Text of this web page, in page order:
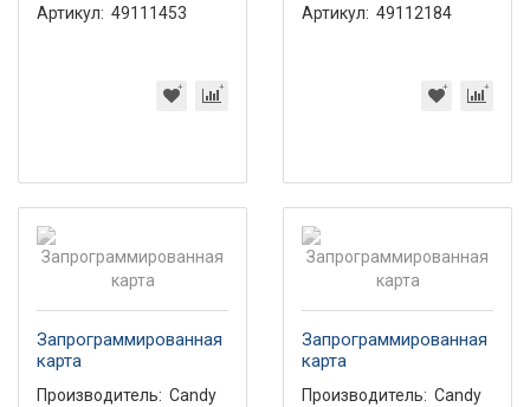
Артикул: 49111453
Артикул: 49112184
Запрограммированная
карта
Производитель: Candy
Запрограммированная
карта
Производитель: Candy